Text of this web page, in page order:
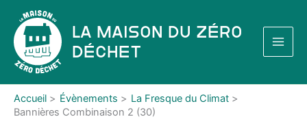
contenu
La Maison du Zéro
Déchet
Accueil Évènements
La Fresque du Climat
Bannières Combinaison 2 (30)